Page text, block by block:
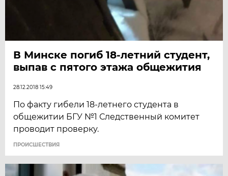
В Минске погиб 18-летний студент,
выпав с пятого этажа общежития
28.12.2018 15:49
По факту гибели 18-летнего студента в
общежитии БГУ №1 Следственный комитет
проводит проверку.
ПРОИСШЕСТВИЯ